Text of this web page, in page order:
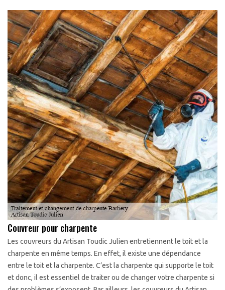
Couvreur pour charpente
Les couvreurs du Artisan Toudic Julien entretiennent le toit et la
charpente en même temps. En effet, il existe une dépendance
entre le toit et la charpente. C’est la charpente qui supporte le toit
et donc, il est essentiel de traiter ou de changer votre charpente si